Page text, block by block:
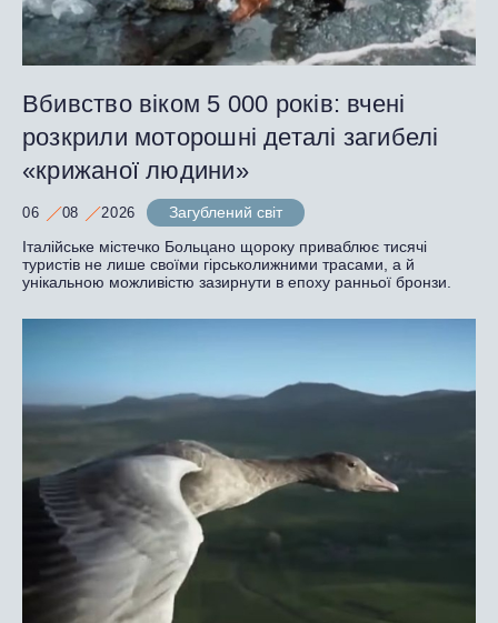
Вбивство віком 5 000 років: вчені
розкрили моторошні деталі загибелі
«крижаної людини»
06 08 2026
Загублений світ
Італійське містечко Больцано щороку приваблює тисячі
туристів не лише своїми гірськолижними трасами, а й
унікальною можливістю зазирнути в епоху ранньої бронзи.